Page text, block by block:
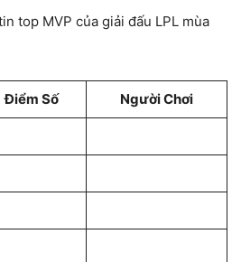
top MVP của giải đấu LPL mùa
Điểm Số Người Chơi